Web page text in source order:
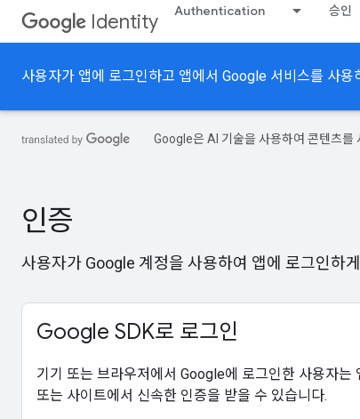
Identity Authentication 승인
사용자가 앱에 로그인하고 앱에서 Google 서비스를 사용
Google은 AI 기술을 사용하여 콘텐츠를
인증
사용자가 Google 계정을 사용하여 앱에 로그인하
Google SDK로 로그인
기기 또는 브라우저에서 Google에 로그인한 사용자는
또는 사이트에서 신속한 인증을 받을 수 있습니다.